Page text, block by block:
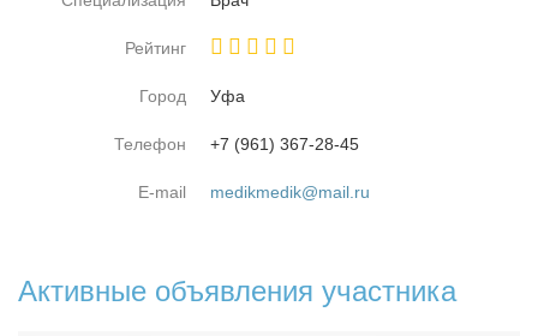
Рейтинг
Город Уфа
Телефон +7 (961) 367-28-45
E-mail medikmedik@mail.ru
Активные объявления участника